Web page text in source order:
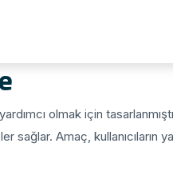
olmak için
Amaç, kullanıcıların